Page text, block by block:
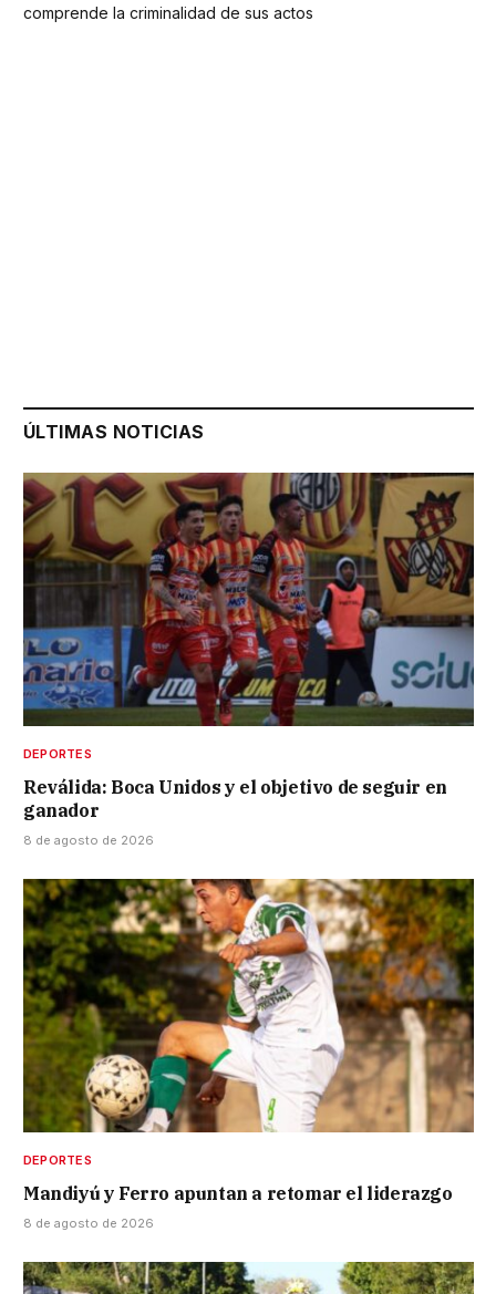
comprende la criminalidad de sus actos
ÚLTIMAS NOTICIAS
DEPORTES
Reválida: Boca Unidos y el objetivo de seguir en
ganador
8 de agosto de 2026
DEPORTES
Mandiyú y Ferro apuntan a retomar el liderazgo
8 de agosto de 2026